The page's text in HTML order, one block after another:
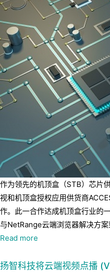
作为领先的机顶盒（STB）芯片
视和机顶盒授权应用供货商
作。此一合作达成机顶盒行业的
与NetRange云端浏览器解决方
Read more
扬智科技将云端视频点播